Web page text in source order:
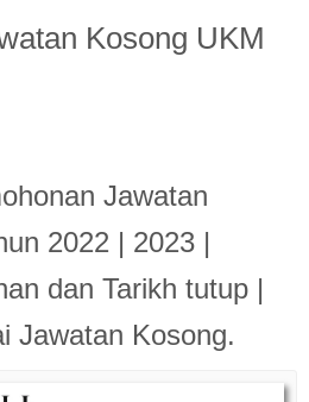
Kosong UKM
Jawatan
2022 | 2023 |
dan Tarikh tutup |
Jawatan Kosong.